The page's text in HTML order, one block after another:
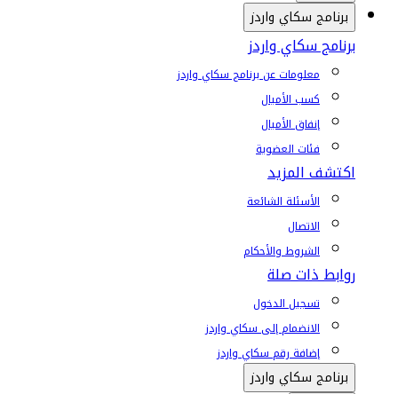
برنامج سكاي واردز
برنامج سكاي واردز
معلومات عن برنامج سكاي واردز
كسب الأميال
إنفاق الأميال
فئات العضوية
اكتشف المزيد
الأسئلة الشائعة
الاتصال
الشروط والأحكام
روابط ذات صلة
تسجيل الدخول
الانضمام إلى سكاي واردز
إضافة رقم سكاي واردز
برنامج سكاي واردز